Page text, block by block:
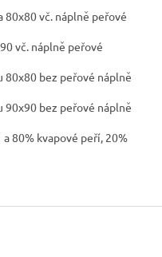
vč. náplně peřové
náplně peřové
bez peřové náplně
bez peřové náplně
80% kvapové peří, 20%